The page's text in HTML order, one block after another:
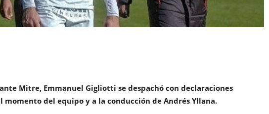
Mitre, Emmanuel Gigliotti se despachó con declaraciones
momento del equipo y a la conducción de Andrés Yllana.